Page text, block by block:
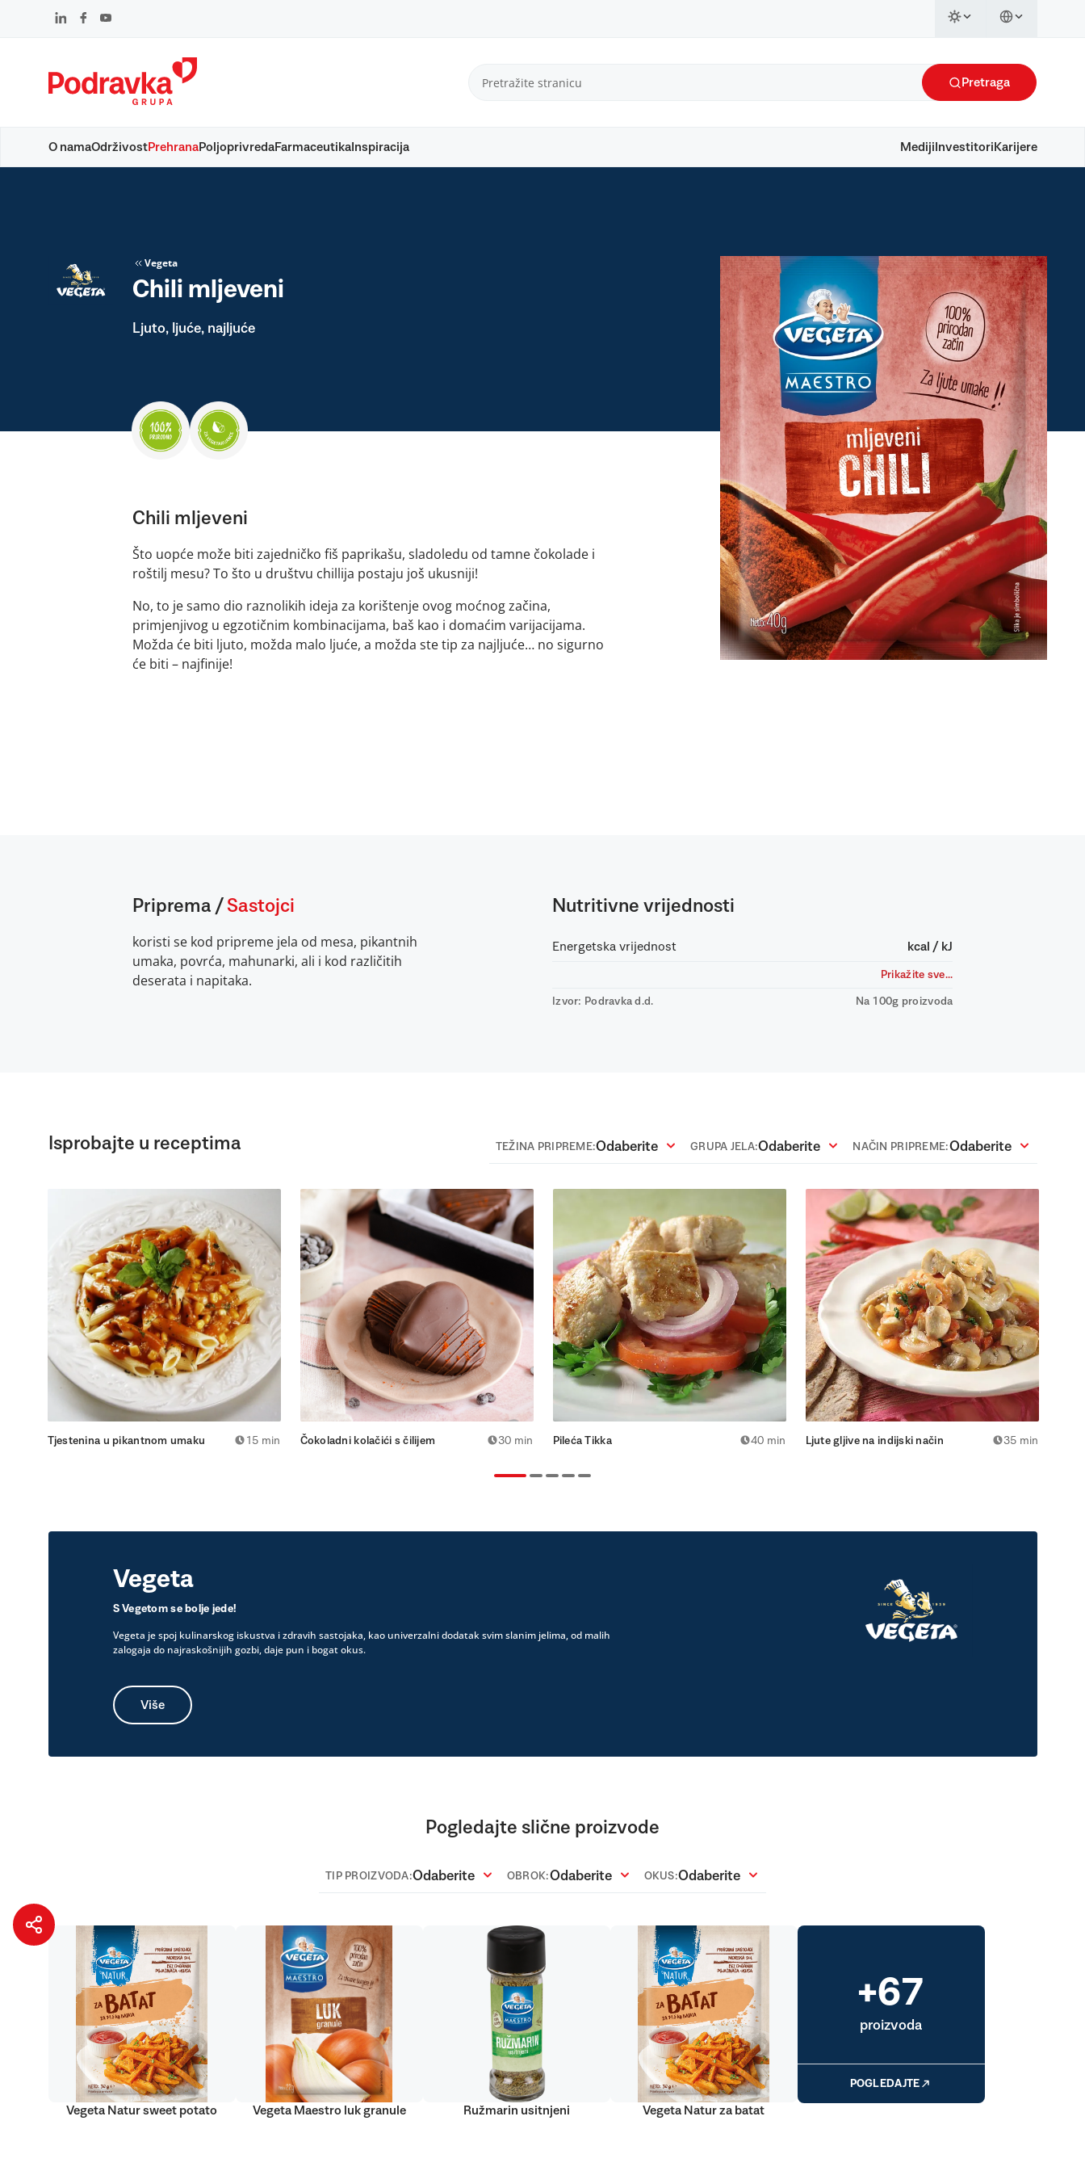
Pretraga
O namaOdrživostPrehranaPoljoprivredaFarmaceutikaInspiracija Mediji Investitori Karijere
Vegeta
Chili mljeveni
Ljuto, ljuće, najljuće
Chili mljeveni
Što uopće može biti zajedničko fiš paprikašu, sladoledu od tamne čokolade i
roštilj mesu? To što u društvu chillija postaju još ukusniji!
No, to je samo dio raznolikih ideja za korištenje ovog moćnog začina,
primjenjivog u egzotičnim kombinacijama, baš kao i domaćim varijacijama.
Možda će biti ljuto, možda malo ljuće, a možda ste tip za najljuće… no sigurno
će biti – najfinije!
Priprema / Sastojci
koristi se kod pripreme jela od mesa, pikantnih
umaka, povrća, mahunarki, ali i kod različitih
deserata i napitaka.
Nutritivne vrijednosti
Energetska vrijednost kcal / kJ
Prikažite sve...
Izvor: Podravka d.d. Na 100g proizvoda
Isprobajte u receptima TEŽINA PRIPREME:Odaberite GRUPA JELA:Odaberite NAČIN PRIPREME:Odaberite
Tjestenina u pikantnom umaku 15 min Čokoladni kolačići s čilijem 30 min Pileća Tikka 40 min Ljute gljive na indijski način 35 min
Vegeta
S Vegetom se bolje jede!
Vegeta je spoj kulinarskog iskustva i zdravih sastojaka, kao univerzalni dodatak svim slanim jelima, od malih
zalogaja do najraskošnijih gozbi, daje pun i bogat okus.
Više
Pogledajte slične proizvode
TIP PROIZVODA:Odaberite OBROK:Odaberite OKUS:Odaberite
Vegeta Natur sweet potato Vegeta Maestro luk granule Ružmarin usitnjeni Vegeta Natur za batat
+67
proizvoda
POGLEDAJTE